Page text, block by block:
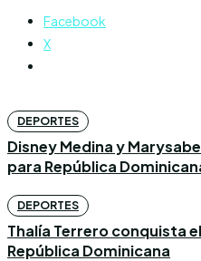
Facebook
X
DEPORTES
Disney Medina y
para República
DEPORTES
Thalía Terrero conquista
República Dominicana